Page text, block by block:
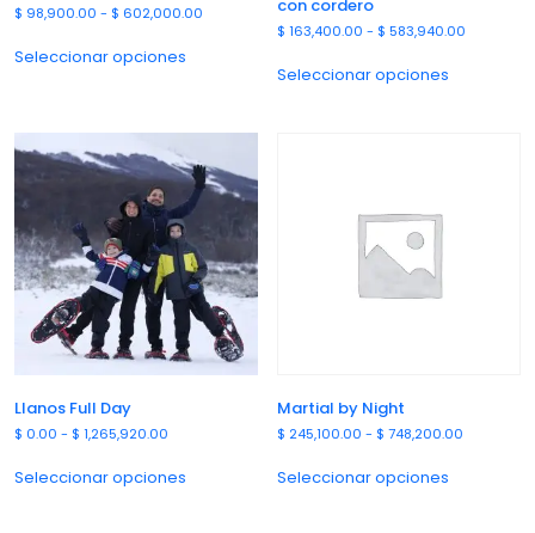
$ 98,900.00 - $ 602,000.00
Seleccionar opciones
con cordero
$ 163,400.00 - $ 583,940.00
Seleccionar opciones
Llanos Full Day
$ 0.00 - $ 1,265,920.00
Seleccionar opciones
Martial by Night
$ 245,100.00 - $ 748,200.00
Seleccionar opciones